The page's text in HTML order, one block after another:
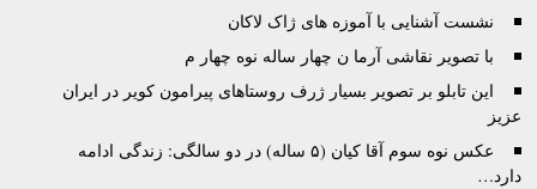
نشست آشنایی با آموزه های ژاک لاکان
با تصویر نقاشی آرما ن چهار ساله نوه چهار م
این تابلو بر تصویر بسیار ژرف روستاهای پیرامون کویر در ایران
عزیز
عکس نوه سوم آقا کیان (۵ ساله) در دو سالگی: زندگی ادامه
دارد…